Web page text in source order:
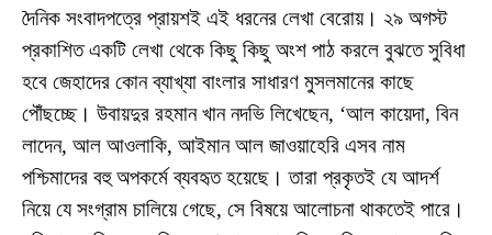
দৈনিক সংবাদপত্রে প্রায়শই এই ধরনের লেখা বেরোয়। ২৯ অগস্ট
প্রকাশিত একটি লেখা থেকে কিছু কিছু অংশ পাঠ করলে বুঝতে সুবিধা
হবে জেহাদের কোন ব্যাখ্যা বাংলার সাধারণ মুসলমানের কাছে
পৌঁছচ্ছে। উবায়দুর রহমান খান নদভি লিখেছেন, ‘আল কায়েদা, বিন
লাদেন, আল আওলাকি, আইমান আল জাওয়াহেরি এসব নাম
পশ্চিমাদের বহু অপকর্মে ব্যবহৃত হয়েছে। তারা প্রকৃতই যে আদর্শ
নিয়ে যে সংগ্রাম চালিয়ে গেছে, সে বিষয়ে আলোচনা থাকতেই পারে।